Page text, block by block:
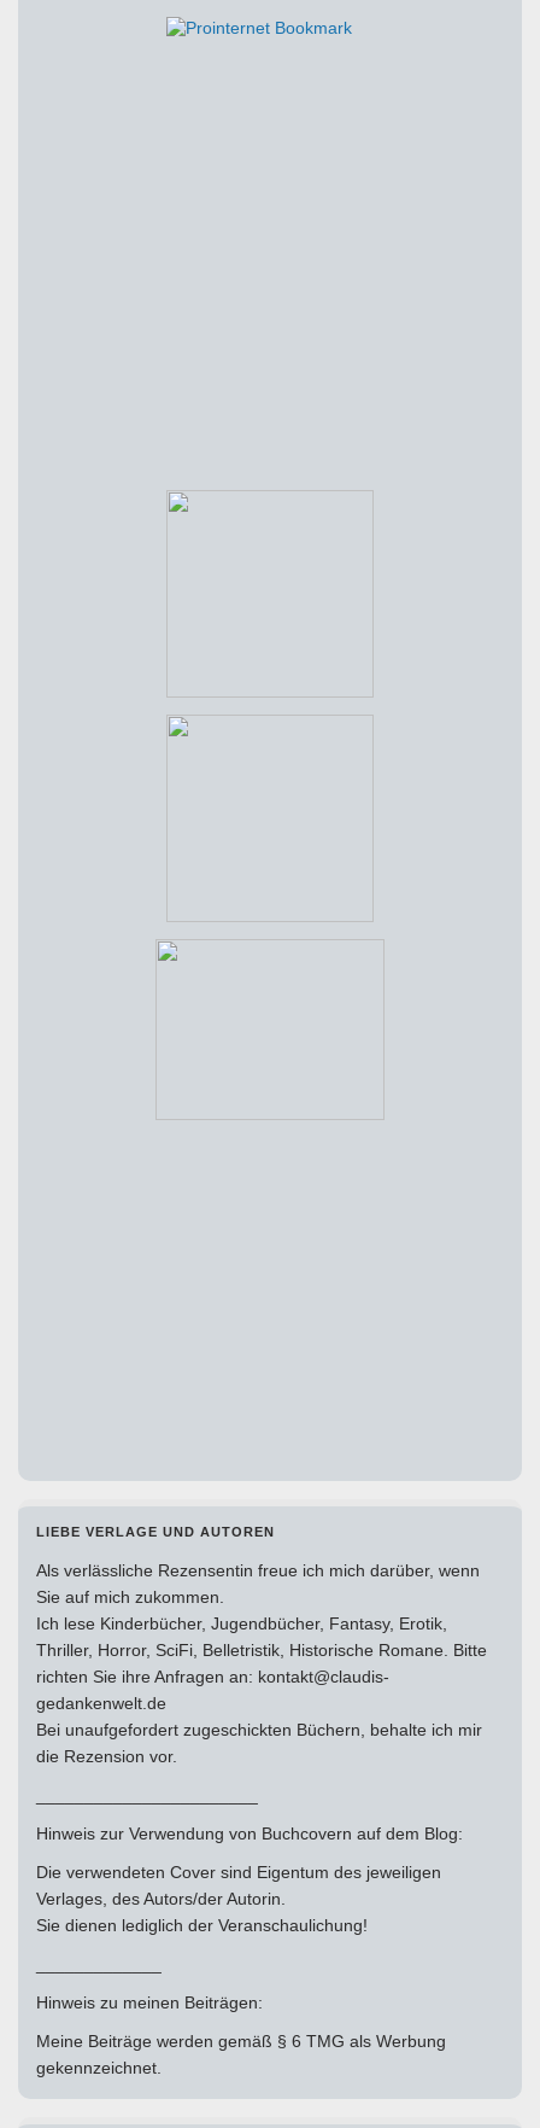
LIEBE VERLAGE UND AUTOREN
Als verlässliche Rezensentin freue ich mich darüber, wenn
Sie auf mich zukommen.
Ich lese Kinderbücher, Jugendbücher, Fantasy, Erotik,
Thriller, Horror, SciFi, Belletristik, Historische Romane. Bitte
richten Sie ihre Anfragen an: kontakt@claudis-
gedankenwelt.de
Bei unaufgefordert zugeschickten Büchern, behalte ich mir
die Rezension vor.
Hinweis zur Verwendung von Buchcovern auf dem Blog:
Die verwendeten Cover sind Eigentum des jeweiligen
Verlages, des Autors/der Autorin.
Sie dienen lediglich der Veranschaulichung!
Hinweis zu meinen Beiträgen:
Meine Beiträge werden gemäß § 6 TMG als Werbung
gekennzeichnet.